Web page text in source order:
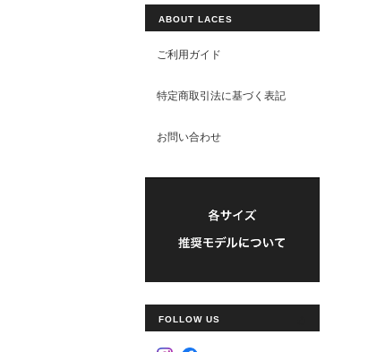
ABOUT LACES
ご利用ガイド
特定商取引法に基づく表記
お問い合わせ
FOLLOW US